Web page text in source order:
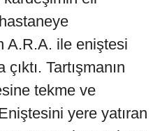
A.R.A. ile eniştesi
Tartışmanın
tekme ve
yere yatıran